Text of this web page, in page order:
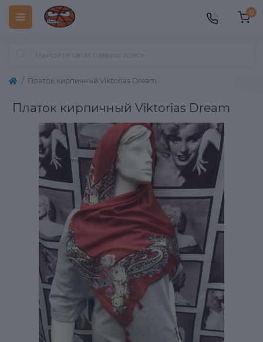
0
Платок кирпичный Viktorias Dream
Платок кирпичный Viktorias Dream